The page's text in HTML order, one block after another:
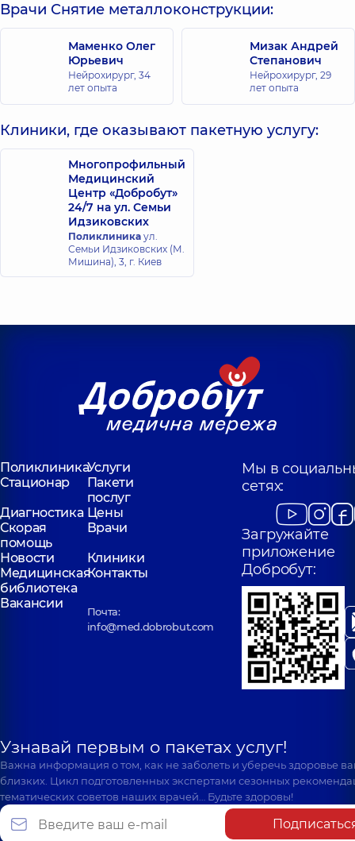
Врачи Снятие металлоконструкции:
Маменко Олег
Юрьевич
Нейрохирург, 34
лет опыта
Мизак Андрей
Степанович
Нейрохирург, 29
лет опыта
Клиники, где оказывают пакетную услугу:
Многопрофильный
Медицинский
Центр «Добробут»
24/7 на ул. Семьи
Идзиковских
Поликлиника ул.
Семьи Идзиковских (М.
Мишина), 3, г. Киев
ПоликлиникаУслуги
Стационар
Пакети
послуг
Диагностика Цены
Скорая
помощь
Врачи
Новости
Клиники
Медицинская
библиотека
Контакты
Вакансии
Почта:
info@med.dobrobut.com
Мы в
сетях:
Загружайте
приложение
Добробут:
Узнавай первым о пакетах услуг!
Важна информация о том, как не заболеть и уберечь здоровье
близких. Цикл подготовленных экспертами сезонных
тематических советов наших врачей… Будьте здоровы!